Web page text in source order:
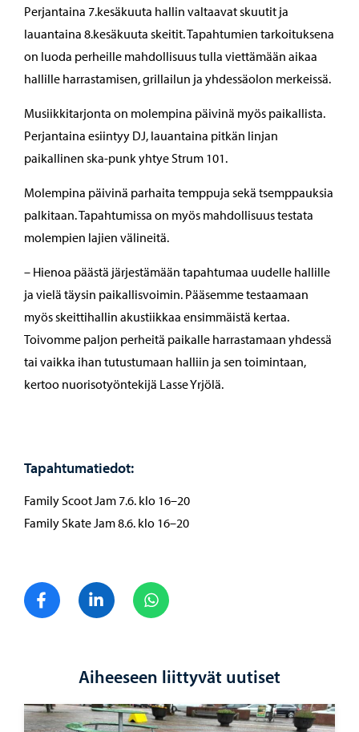
Perjantaina 7.kesäkuuta hallin valtaavat skuutit ja
lauantaina 8.kesäkuuta skeitit. Tapahtumien tarkoituksena
on luoda perheille mahdollisuus tulla viettämään aikaa
hallille harrastamisen, grillailun ja yhdessäolon merkeissä.
Musiikkitarjonta on molempina päivinä myös paikallista.
Perjantaina esiintyy DJ, lauantaina pitkän linjan
paikallinen ska-punk yhtye Strum 101.
Molempina päivinä parhaita temppuja sekä tsemppauksia
palkitaan. Tapahtumissa on myös mahdollisuus testata
molempien lajien välineitä.
– Hienoa päästä järjestämään tapahtumaa uudelle hallille
ja vielä täysin paikallisvoimin. Pääsemme testaamaan
myös skeittihallin akustiikkaa ensimmäistä kertaa.
Toivomme paljon perheitä paikalle harrastamaan yhdessä
tai vaikka ihan tutustumaan halliin ja sen toimintaan,
kertoo nuorisotyöntekijä Lasse Yrjölä.
Tapahtumatiedot:
Family Scoot Jam 7.6. klo 16–20
Family Skate Jam 8.6. klo 16–20
Jaa FacebookJaa LinkedIn
Aiheeseen liittyvät uutiset